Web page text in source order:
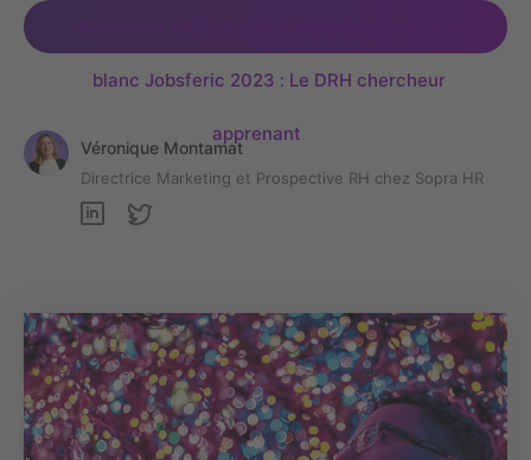
blanc Jobsferic 2023 : Le DRH chercheur
apprenant
Véronique Montamat
Directrice Marketing et Prospective RH chez Sopra HR